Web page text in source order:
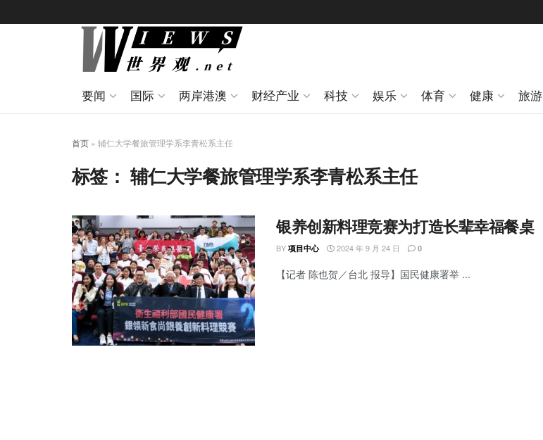
要闻 国际 两岸港澳 财经产业 科技 娱乐 体育 健康 旅游
首页 » 辅仁大学餐旅管理学系李青松系主任
标签： 辅仁大学餐旅管理学系李青松系主任
银养创新料理竞赛为打造长辈幸福餐桌
BY 项目中心 2024 年 9 月 24 日 0
【记者 陈也贺／台北 报导】国民健康署举 ...